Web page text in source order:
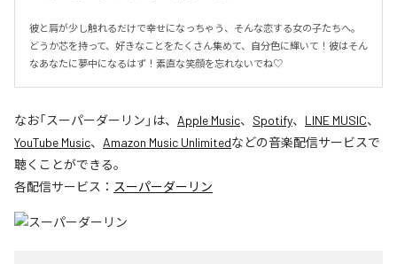
彼と肩が少し触れるだけで幸せになっちゃう、そんな恋する女の子たちへ。
どうか芯を持って、好きなことをたくさん集めて、自分色に輝いて！彼はそん
なあなたに夢中になるはず！素直な笑顔を忘れないでね♡
なお「スーパーダーリン 」は、 Apple Music、 Spotify、 LINE MUSIC、
YouTube Music、 Amazon Music Unlimitedなどの音楽配信サービスで
聴くことができる。
各配信サービス： スーパーダーリン